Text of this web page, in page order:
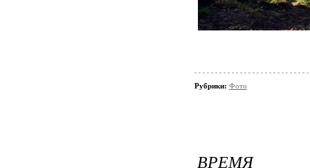
Рубрики: Фото
ВРЕМЯ